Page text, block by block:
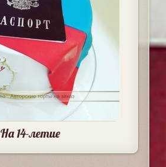
На 14-летие